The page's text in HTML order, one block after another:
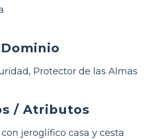
Protector de las Almas
/ Atributos
jeroglífico casa y cesta